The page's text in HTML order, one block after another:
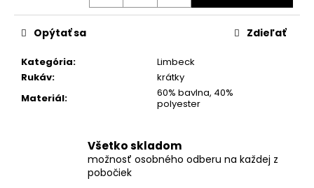
Kategória:
Limbeck
Rukáv:
krátky
Materiál:
60% bavlna, 40%
polyester
Opýtať sa Zdieľať
Všetko skladom
možnosť osobného odberu na každej z
pobočiek
o
ú
č
a
e